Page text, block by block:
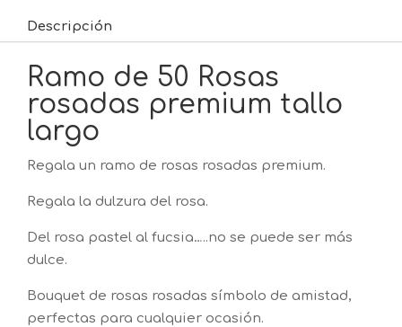
Descripción
Ramo de 50 Rosas
rosadas premium tallo
largo
Regala un ramo de rosas rosadas premium.
Regala la dulzura del rosa.
Del rosa pastel al fucsia…..no se puede ser más
dulce.
Bouquet de rosas rosadas símbolo de amistad,
perfectas para cualquier ocasión.